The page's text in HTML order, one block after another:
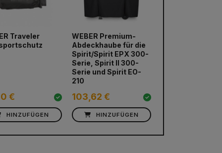
Traveler
€
HINZUFÜGEN
WEBER Premium-
Abdeckhaube für die
Spirit/Spirit EPX 300-
Serie, Spirit II 300-
Serie und Spirit EO-
210
103,62 €
HINZUFÜGEN